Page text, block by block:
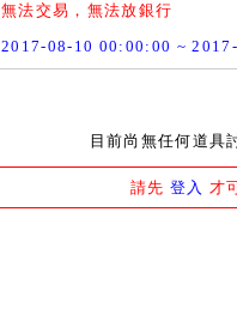
無法交易，無法放銀行
2017-08-10 00:00:00 ~
目前尚無任何道具
請先 登入 才